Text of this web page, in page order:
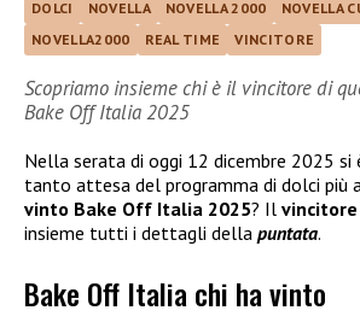
DOLCI
NOVELLA NOVELLA 2000
NOVELLA
NOVELLA2000
REAL TIME VINCITORE
Scopriamo insieme chi è il vincitore di
Bake Off Italia 2025
Nella serata di oggi 12 dicembre 2025
tanto attesa del programma di dolci più
vinto Bake Off Italia 2025? Il vincitore
insieme tutti i dettagli della puntata.
Bake Off Italia chi ha vinto